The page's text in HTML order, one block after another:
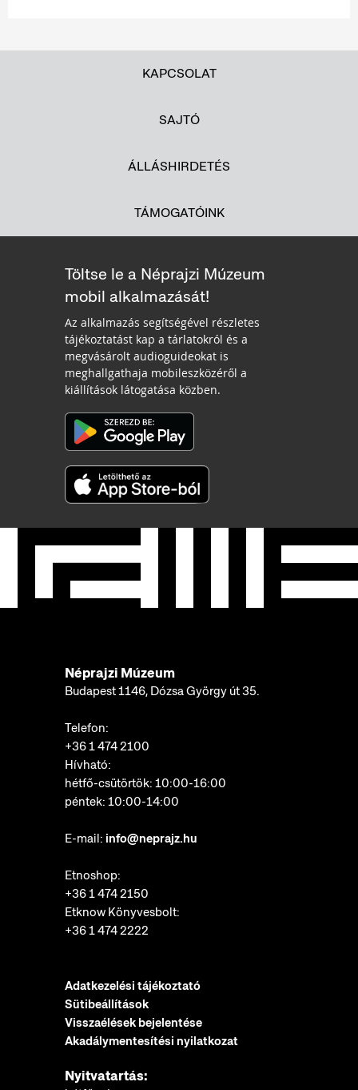
KAPCSOLAT
SAJTÓ
ÁLLÁSHIRDETÉS
TÁMOGATÓINK
Töltse le a Néprajzi Múzeum
mobil alkalmazását!
Az alkalmazás segítségével részletes
tájékoztatást kap a tárlatokról és a
megvásárolt audioguideokat is
meghallgathaja mobileszközéről a
kiállítások látogatása közben.
Néprajzi Múzeum
Budapest 1146, Dózsa György út 35.
Telefon:
+36 1 474 2100
Hívható:
hétfő-csütörtök: 10:00-16:00
péntek: 10:00-14:00
E-mail: info@neprajz.hu
Etnoshop:
+36 1 474 2150
Etknow Könyvesbolt:
+36 1 474 2222
Adatkezelési tájékoztató
Sütibeállítások
Visszaélések bejelentése
Akadálymentesítési nyilatkozat
Nyitvatartás: